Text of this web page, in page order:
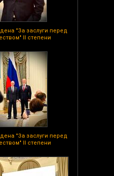
"За заслуги перед
II степени
"За заслуги перед
II степени